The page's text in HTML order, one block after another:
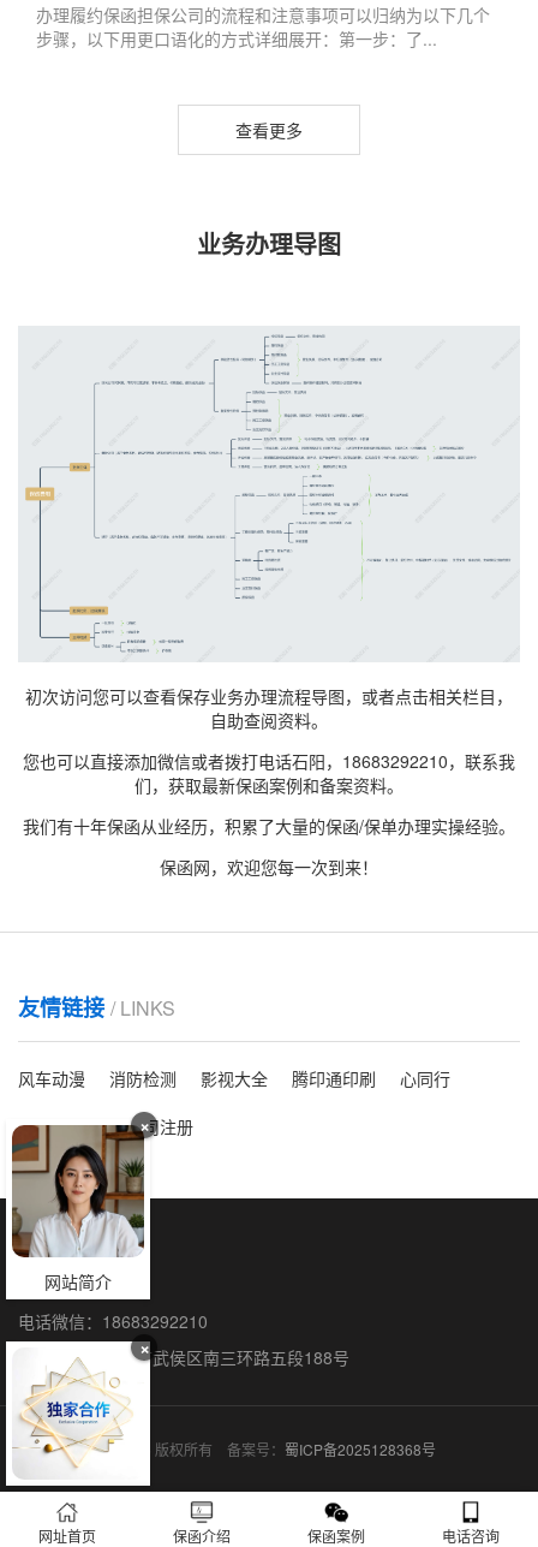
办理履约保函担保公司的流程和注意事项可以归纳为以下几个
步骤，以下用更口语化的方式详细展开：第一步：了...
查看更多
业务办理导图
初次访问您可以查看保存业务办理流程导图，或者点击相关栏目，
自助查阅资料。
您也可以直接添加微信或者拨打电话石阳，18683292210，联系我
们，获取最新保函案例和备案资料。
我们有十年保函从业经历，积累了大量的保函/保单办理实操经验。
保函网，欢迎您每一次到来！
友情链接 / LINKS
风车动漫 消防检测 影视大全 腾印通印刷
心同行
洗脸吧
海外公司注册
×
网站简介
×
保函全国办理
联系人：石阳
电话微信：18683292210
联系地址：成都市武侯区南三环路五段188号
保函网 © 2015-2026 版权所有 备案号： 蜀ICP备2025128368号
网址首页 保函介绍 保函案例 电话咨询